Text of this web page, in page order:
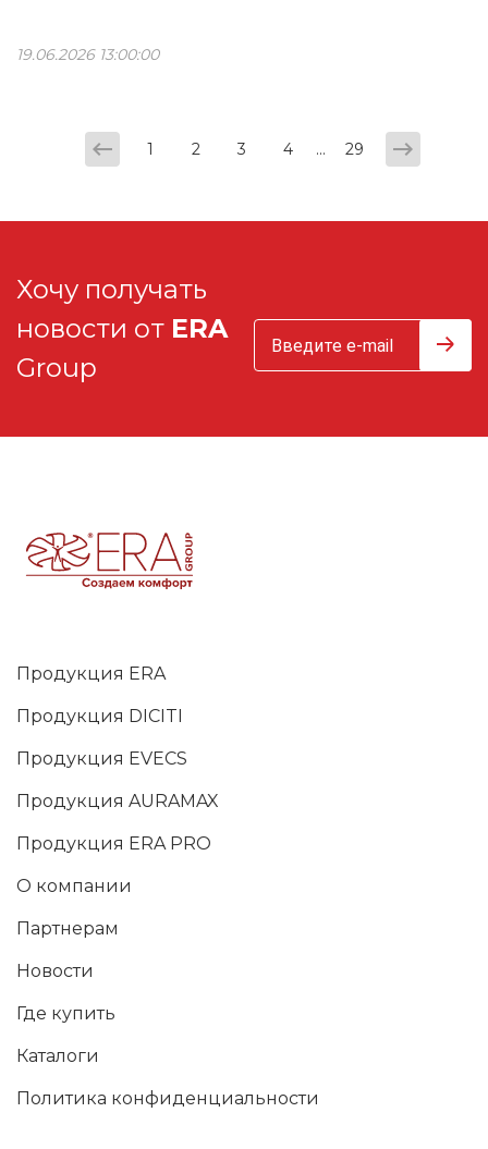
специализированных подрядчиков,
19.06.2026 13:00:00
1 2 3 4 ... 29
Хочу получать
новости от ERA
Group
Продукция ERA
Продукция DICITI
Продукция EVECS
Продукция AURAMAX
Продукция ERA PRO
О компании
Партнерам
Новости
Где купить
Каталоги
Политика конфиденциальности